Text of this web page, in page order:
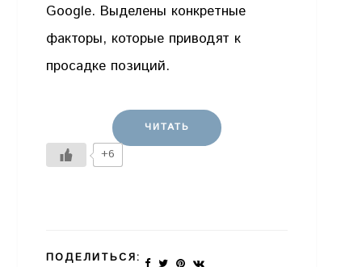
Google. Выделены конкретные
факторы, которые приводят к
просадке позиций.
ЧИТАТЬ
+6
ПОДЕЛИТЬСЯ: